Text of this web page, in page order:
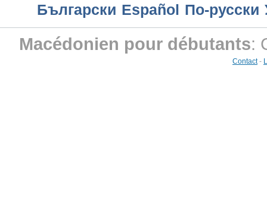
Български Еspañol По-русски
Macédonien pour débutants:
Contact-